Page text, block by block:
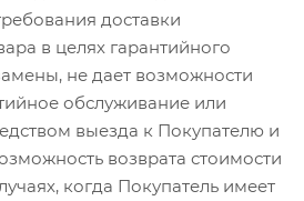
доставки
в целях гарантийного
не дает возможности
обслуживание или
выезда к Покупателю и
возврата стоимости
когда Покупатель имеет